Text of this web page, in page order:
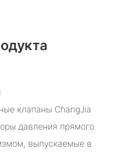
клапаны ChangJia
давления прямого
выпускаемые в